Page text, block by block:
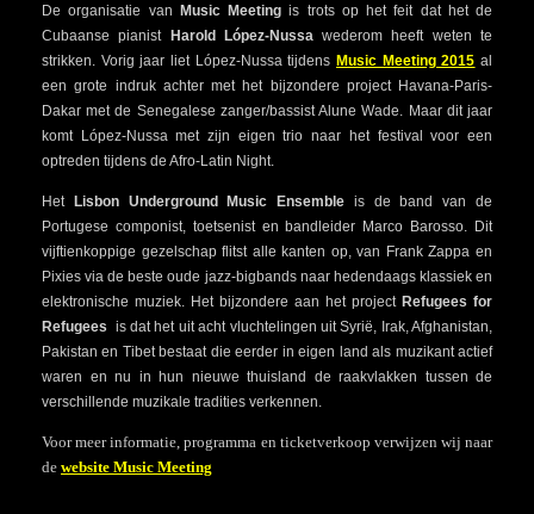
De organisatie van Music Meeting is trots op het feit dat het de
Cubaanse pianist
Harold López-Nussawederom heeft weten te
strikken. Vorig jaar liet López-Nussa tijdens Music Meeting 2015 al
een grote indruk achter met het bijzondere project Havana-Paris-
Dakar met de Senegalese zanger/bassist Alune Wade. Maar dit jaar
komt López-Nussa met zijn eigen trio naar het festival voor een
optreden tijdens de Afro-Latin Night.
Het Lisbon Underground Music Ensemble is de band van de
Portugese componist, toetsenist en bandleider Marco Barosso. Dit
vijftienkoppige gezelschap flitst alle kanten op, van Frank Zappa en
Pixies via de beste oude jazz-bigbands naar hedendaags klassiek en
elektronische muziek. Het bijzondere aan het project Refugees for
Refugees is dat het uit acht vluchtelingen uit Syrië, Irak, Afghanistan,
Pakistan en Tibet bestaat die eerder in eigen land als muzikant actief
waren en nu in hun nieuwe thuisland de raakvlakken tussen de
verschillende muzikale tradities verkennen.
Voor meer informatie, programma en ticketverkoop verwijzen wij naar
de website Music Meeting